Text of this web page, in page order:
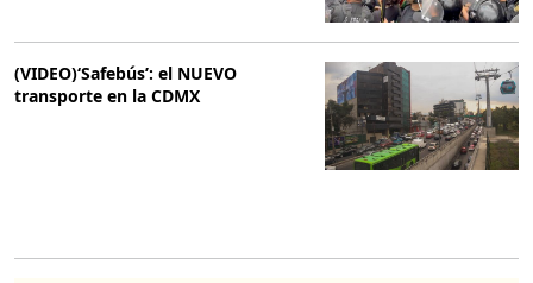
(VIDEO)‘Safebús’: el NUEVO
transporte en la CDMX